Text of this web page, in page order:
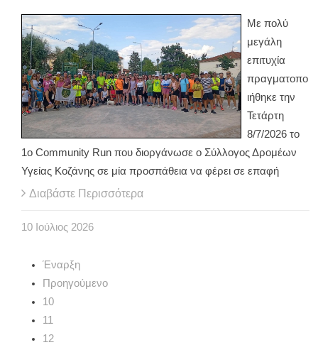
Με πολύ
μεγάλη
επιτυχία
πραγματοπο
ιήθηκε την
Τετάρτη
8/7/2026 το
1ο Community Run που διοργάνωσε ο Σύλλογος Δρομέων
Υγείας Κοζάνης σε μία προσπάθεια να φέρει σε επαφή
Διαβάστε Περισσότερα
10 Ιούλιος 2026
Έναρξη
Προηγούμενο
10
11
12